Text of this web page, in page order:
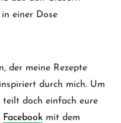
einer Dose
der meine Rezepte
durch mich. Um
teilt doch einfach eure
Facebook mit dem